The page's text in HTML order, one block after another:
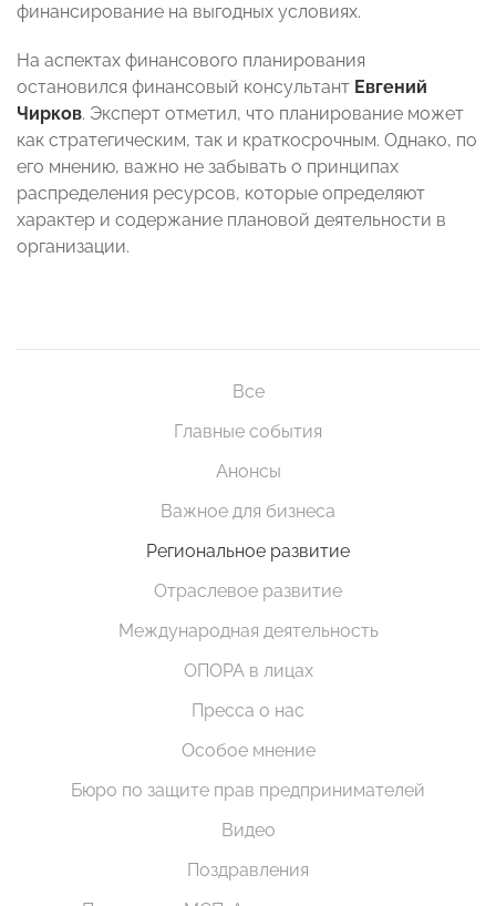
финансирование на выгодных условиях.
На аспектах финансового планирования
остановился финансовый консультант Евгений
Чирков. Эксперт отметил, что планирование может
как стратегическим, так и краткосрочным. Однако, по
его мнению, важно не забывать о принципах
распределения ресурсов, которые определяют
характер и содержание плановой деятельности в
организации.
Все
Главные события
Анонсы
Важное для бизнеса
Региональное развитие
Отраслевое развитие
Международная деятельность
ОПОРА в лицах
Пресса о нас
Особое мнение
Бюро по защите прав предпринимателей
Видео
Поздравления